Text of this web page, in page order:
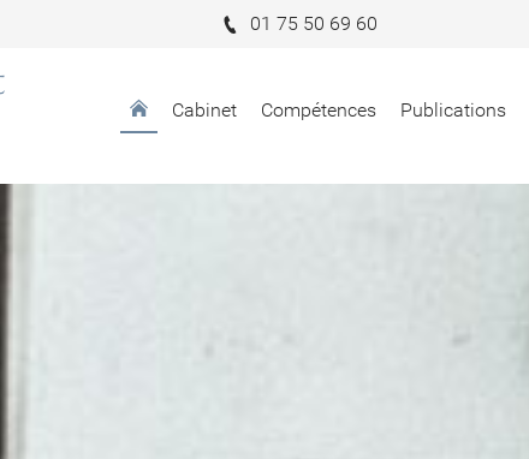
Cabinet Compétences Publications
‭01 75 50 69 60‬